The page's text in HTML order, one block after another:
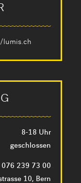
8-18 Uhr
geschlossen
076 239 73 00
10, Bern
lumis.ch